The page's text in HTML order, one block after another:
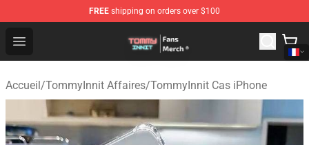
FREE shipping on orders over $100
Open menu
TommyInnit Store - Official TommyInnit Merchandise
Accueil/TommyInnit Affaires/TommyInnit Cas iPhone